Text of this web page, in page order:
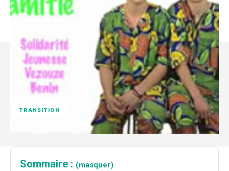
TRANSITION
Sommaire : (masquer)